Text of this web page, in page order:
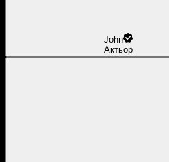
John
Актьор